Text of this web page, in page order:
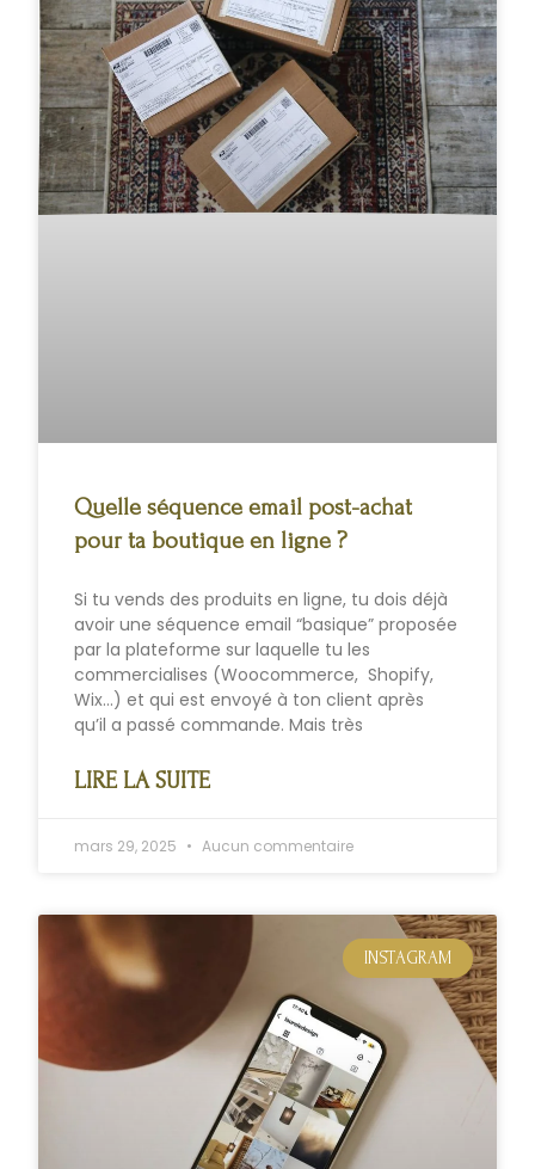
Quelle séquence email post-achat
pour ta boutique en ligne ?
Si tu vends des produits en ligne, tu dois déjà
avoir une séquence email “basique” proposée
par la plateforme sur laquelle tu les
commercialises (Woocommerce, Shopify,
Wix…) et qui est envoyé à ton client après
qu’il a passé commande. Mais très
LIRE LA SUITE
mars 29, 2025 Aucun commentaire
INSTAGRAM